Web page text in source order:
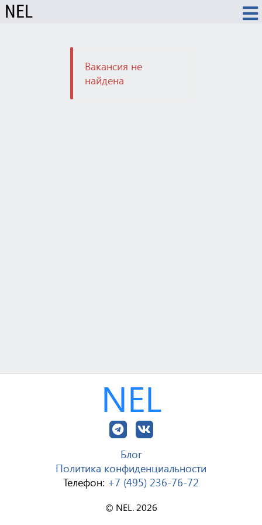
NEL
Вакансия не
найдена
NEL
Блог
Политика конфиденциальности
Телефон: +7 (495) 236-76-72
© NEL. 2026